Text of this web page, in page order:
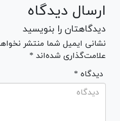
ارسال دیدگاه
دیدگاهتان را بنویسید
نشانی ایمیل شما منتشر
علامت‌گذاری شده‌اند *
* دیدگاه